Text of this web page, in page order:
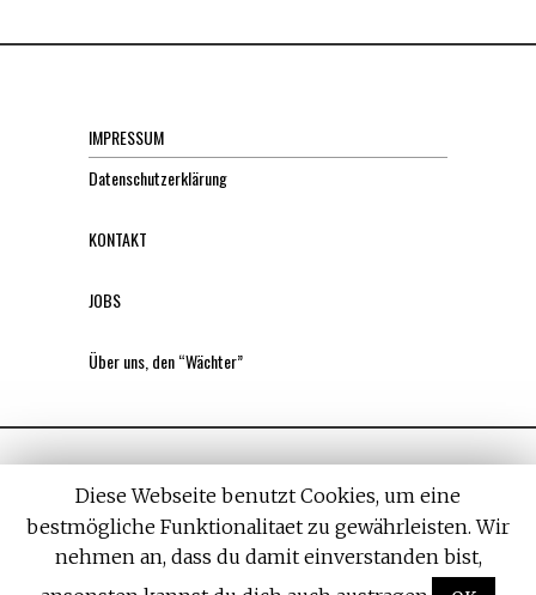
IMPRESSUM
Datenschutzerklärung
KONTAKT
JOBS
Über uns, den “Wächter”
All rights reserved. Designed by Withemes
Diese Webseite benutzt Cookies, um eine
bestmögliche Funktionalitaet zu gewährleisten. Wir
nehmen an, dass du damit einverstanden bist,